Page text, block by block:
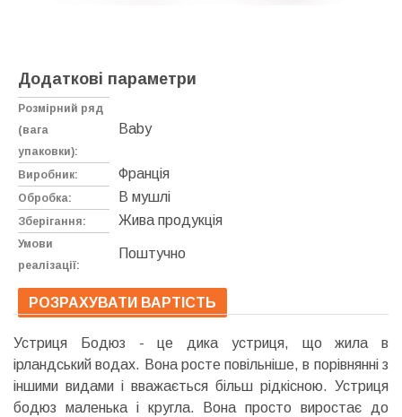
Додаткові параметри
Розмірний ряд
(вага
упаковки):
Baby
Виробник: Франція
Обробка: В мушлі
Зберігання: Жива продукція
Умови
реалізації:
Поштучно
РОЗРАХУВАТИ ВАРТІСТЬ
Устриця Бодюз - це дика устриця, що жила в
ірландський водах. Вона росте повільніше, в порівнянні з
іншими видами і вважається більш рідкісною. Устриця
бодюз маленька і кругла. Вона просто виростає до